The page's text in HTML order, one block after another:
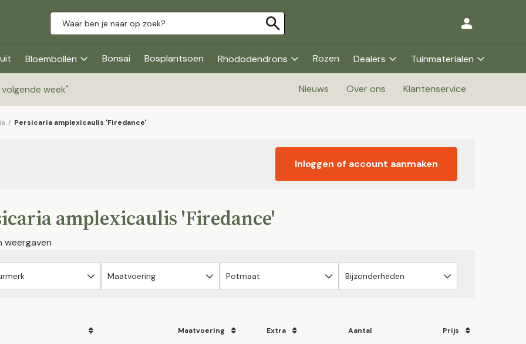
Bloembollen Bonsai Bosplantsoen Rhododendrons Rozen Dealers Tuinmaterialen
week" Nieuws Over ons Klantenservice
/ Persicaria amplexicaulis 'Firedance'
Inloggen of account aanmaken
amplexicaulis 'Firedance'
weergaven
Maatvoering Extra Aantal Prijs